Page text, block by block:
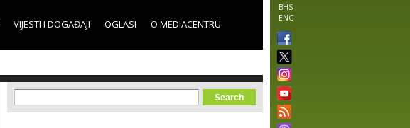
BHS
ENG
VIJESTI I DOGAĐAJI OGLASI O MEDIACENTRU
Search form
Search